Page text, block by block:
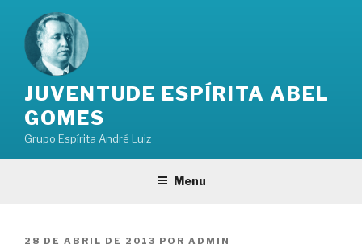
conteúdo
JUVENTUDE ESPÍRITA ABEL
GOMES
Grupo Espírita André Luiz
Menu
PUBLICADO
28 DE ABRIL DE 2013 POR ADMIN